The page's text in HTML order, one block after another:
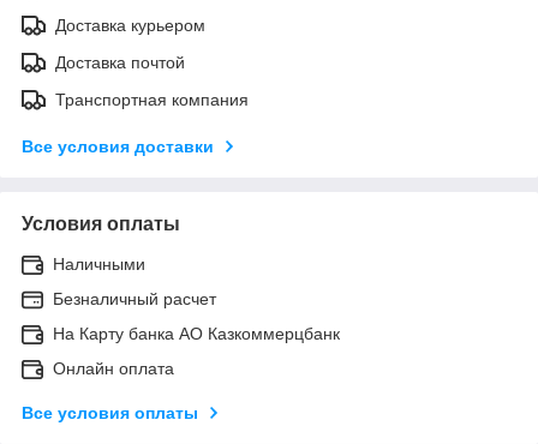
Доставка курьером
Доставка почтой
Транспортная компания
Все условия доставки
Условия оплаты
Наличными
Безналичный расчет
На Карту банка АО Казкоммерцбанк
Онлайн оплата
Все условия оплаты